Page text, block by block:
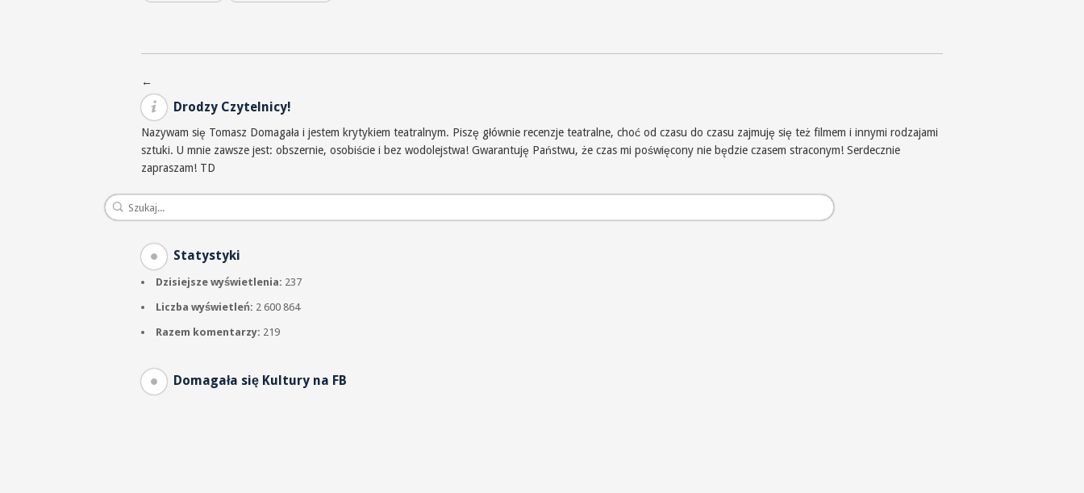
Nawigacja po wpisach
←
Drodzy Czytelnicy!
Nazywam się Tomasz Domagała i jestem krytykiem teatralnym. Piszę głównie recenzje teatralne, choć od czasu do czasu zajmuję się też filmem i innymi rodzajami
sztuki. U mnie zawsze jest: obszernie, osobiście i bez wodolejstwa! Gwarantuję Państwu, że czas mi poświęcony nie będzie czasem straconym! Serdecznie
zapraszam! TD
Statystyki
Dzisiejsze wyświetlenia: 237
Liczba wyświetleń: 2 600 864
Razem komentarzy: 219
Domagała się Kultury na FB